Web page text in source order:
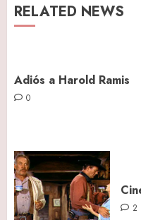
RELATED NEWS
Adiós a Harold Ramis
0
2